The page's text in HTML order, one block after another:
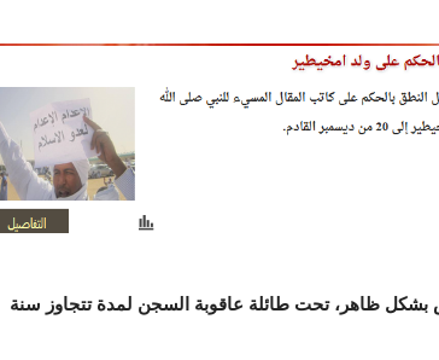
ظاهر، تحت طائلة عاقوبة السجن لمدة تتجاوز سنة